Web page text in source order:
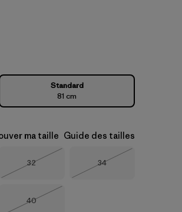
Standard
81 cm
ma taille Guide des tailles
Taille
32
Taille
34
Taille
40